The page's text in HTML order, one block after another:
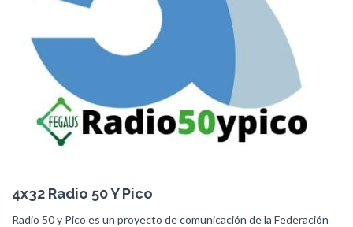
4x32 Radio 50 Y Pico
Radio 50 y Pico es un proyecto de comunicación de la Federación